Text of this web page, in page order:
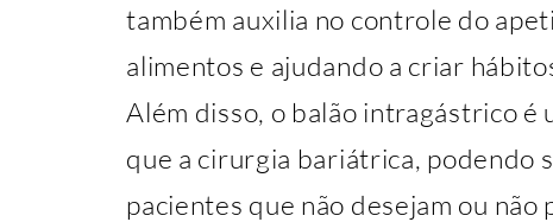
também auxilia no controle do
alimentos e ajudando a criar
Além disso, o balão intragástrico é
que a cirurgia bariátrica, podendo
pacientes que não desejam ou não